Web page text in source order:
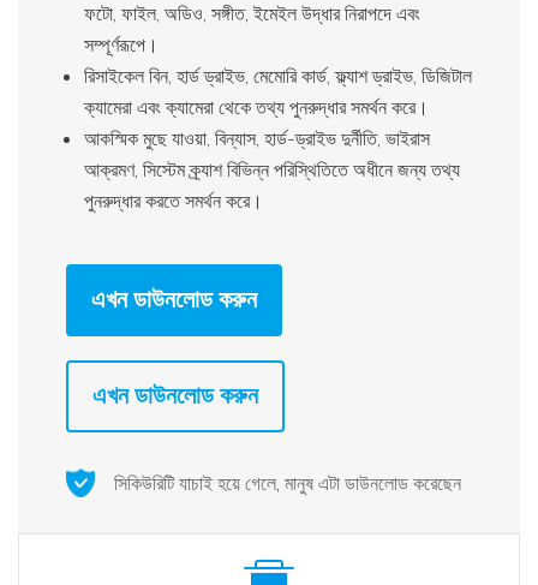
ফটো, ফাইল, অডিও, সঙ্গীত, ইমেইল উদ্ধার নিরাপদে এবং
সম্পূর্ণরূপে।
রিসাইকেল বিন, হার্ড ড্রাইভ, মেমোরি কার্ড, ফ্ল্যাশ ড্রাইভ, ডিজিটাল
ক্যামেরা এবং ক্যামেরা থেকে তথ্য পুনরুদ্ধার সমর্থন করে।
আকস্মিক মুছে যাওয়া, বিন্যাস, হার্ড-ড্রাইভ দুর্নীতি, ভাইরাস
আক্রমণ, সিস্টেম ক্র্যাশ বিভিন্ন পরিস্থিতিতে অধীনে জন্য তথ্য
পুনরুদ্ধার করতে সমর্থন করে।
এখন ডাউনলোড করুন
এখন ডাউনলোড করুন
সিকিউরিটি যাচাই হয়ে গেলে, মানুষ এটা ডাউনলোড করেছেন